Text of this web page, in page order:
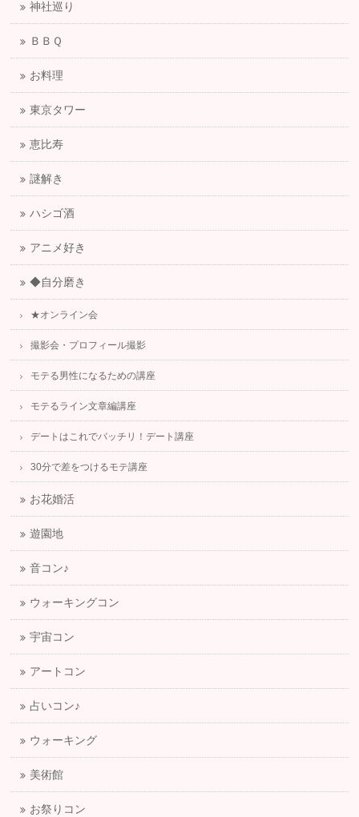
神社巡り
ＢＢＱ
お料理
東京タワー
恵比寿
謎解き
ハシゴ酒
アニメ好き
◆自分磨き
★オンライン会
撮影会・プロフィール撮影
モテる男性になるための講座
モテるライン文章編講座
デートはこれでバッチリ！デート講座
30分で差をつけるモテ講座
お花婚活
遊園地
音コン♪
ウォーキングコン
宇宙コン
アートコン
占いコン♪
ウォーキング
美術館
お祭りコン